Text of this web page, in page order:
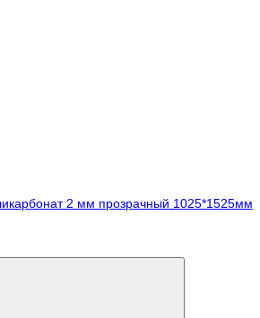
2 мм прозрачный 1025*1525мм